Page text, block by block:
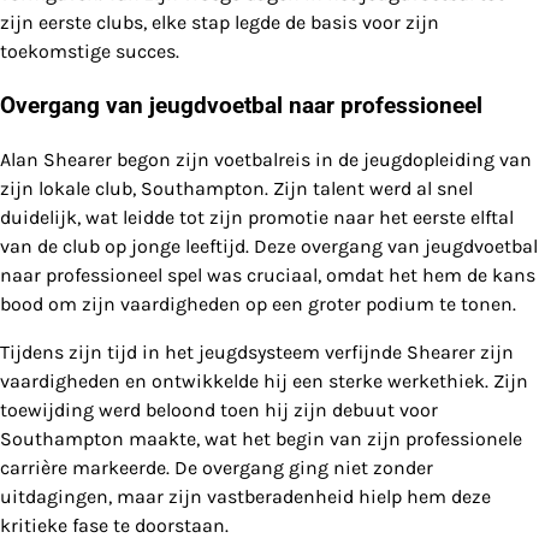
zijn eerste clubs, elke stap legde de basis voor zijn
toekomstige succes.
Overgang van jeugdvoetbal naar professioneel
Alan Shearer begon zijn voetbalreis in de jeugdopleiding van
zijn lokale club, Southampton. Zijn talent werd al snel
duidelijk, wat leidde tot zijn promotie naar het eerste elftal
van de club op jonge leeftijd. Deze overgang van jeugdvoetbal
naar professioneel spel was cruciaal, omdat het hem de kans
bood om zijn vaardigheden op een groter podium te tonen.
Tijdens zijn tijd in het jeugdsysteem verfijnde Shearer zijn
vaardigheden en ontwikkelde hij een sterke werkethiek. Zijn
toewijding werd beloond toen hij zijn debuut voor
Southampton maakte, wat het begin van zijn professionele
carrière markeerde. De overgang ging niet zonder
uitdagingen, maar zijn vastberadenheid hielp hem deze
kritieke fase te doorstaan.